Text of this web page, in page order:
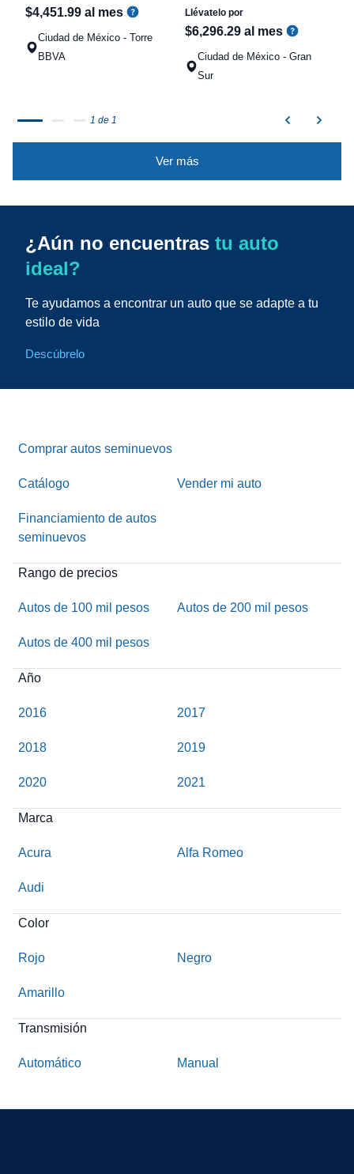
$4,451.99 al mes
Ciudad de México - Torre
BBVA
Llévatelo por
$6,296.29 al mes
Ciudad de México - Gran
Sur
1 de 1
Ver más
¿Aún no encuentras tu auto
ideal?
Te ayudamos a encontrar un auto que se adapte a tu
estilo de vida
Descúbrelo
Comprar autos seminuevos
Catálogo Vender mi auto
Financiamiento de autos
seminuevos
Rango de precios
Autos de 100 mil pesos Autos de 200 mil pesos
Autos de 400 mil pesos
Año
2016 2017
2018 2019
2020 2021
Marca
Acura Alfa Romeo
Audi
Color
Rojo Negro
Amarillo
Transmisión
Automático Manual